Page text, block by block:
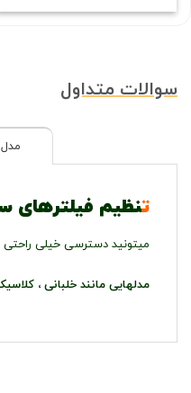
سوالات متداول
تنظیم فیلترهای
میتونید دسترسی خیلی
مدلهایی مانند خلبانی ،